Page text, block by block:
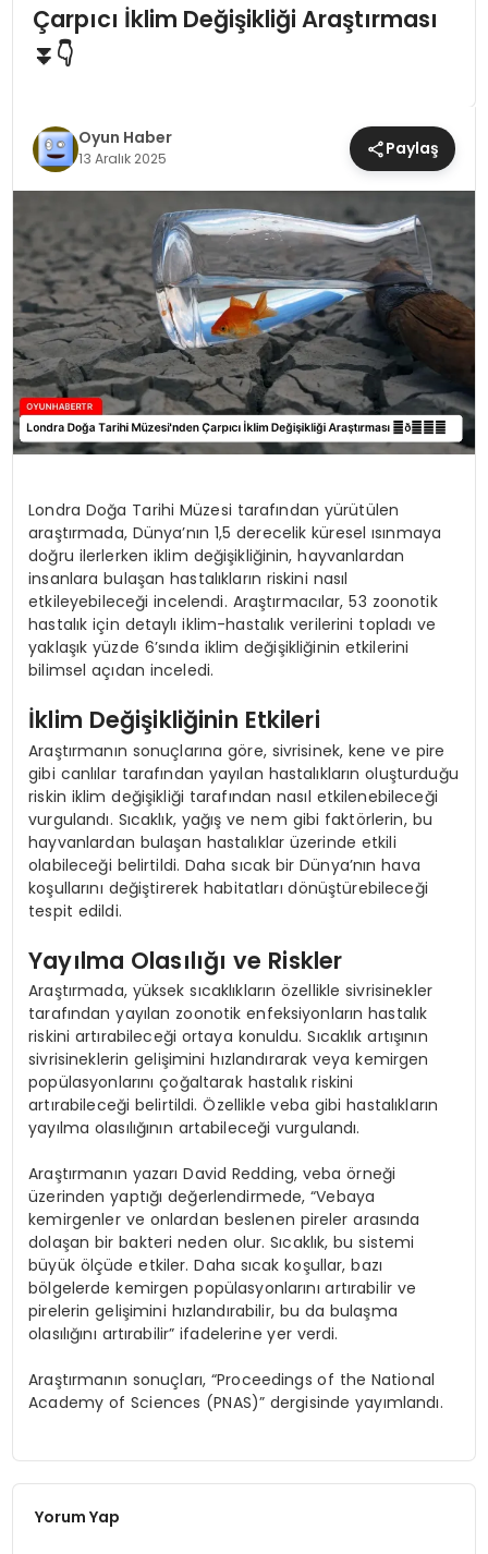
EĞITIM
SAĞLIK
TEKNOLOJI
YAŞAM
Çarpıcı İklim Değişikliği Araştırması
⏬👇
Oyun Haber
13 Aralık 2025 Paylaş
Londra Doğa Tarihi Müzesi tarafından yürütülen
araştırmada, Dünya’nın 1,5 derecelik küresel ısınmaya
doğru ilerlerken iklim değişikliğinin, hayvanlardan
insanlara bulaşan hastalıkların riskini nasıl
etkileyebileceği incelendi. Araştırmacılar, 53 zoonotik
hastalık için detaylı iklim-hastalık verilerini topladı ve
yaklaşık yüzde 6’sında iklim değişikliğinin etkilerini
bilimsel açıdan inceledi.
İklim Değişikliğinin Etkileri
Araştırmanın sonuçlarına göre, sivrisinek, kene ve pire
gibi canlılar tarafından yayılan hastalıkların oluşturduğu
riskin iklim değişikliği tarafından nasıl etkilenebileceği
vurgulandı. Sıcaklık, yağış ve nem gibi faktörlerin, bu
hayvanlardan bulaşan hastalıklar üzerinde etkili
olabileceği belirtildi. Daha sıcak bir Dünya’nın hava
koşullarını değiştirerek habitatları dönüştürebileceği
tespit edildi.
Yayılma Olasılığı ve Riskler
Araştırmada, yüksek sıcaklıkların özellikle sivrisinekler
tarafından yayılan zoonotik enfeksiyonların hastalık
riskini artırabileceği ortaya konuldu. Sıcaklık artışının
sivrisineklerin gelişimini hızlandırarak veya kemirgen
popülasyonlarını çoğaltarak hastalık riskini
artırabileceği belirtildi. Özellikle veba gibi hastalıkların
yayılma olasılığının artabileceği vurgulandı.
Araştırmanın yazarı David Redding, veba örneği
üzerinden yaptığı değerlendirmede, “Vebaya
kemirgenler ve onlardan beslenen pireler arasında
dolaşan bir bakteri neden olur. Sıcaklık, bu sistemi
büyük ölçüde etkiler. Daha sıcak koşullar, bazı
bölgelerde kemirgen popülasyonlarını artırabilir ve
pirelerin gelişimini hızlandırabilir, bu da bulaşma
olasılığını artırabilir” ifadelerine yer verdi.
Araştırmanın sonuçları, “Proceedings of the National
Academy of Sciences (PNAS)” dergisinde yayımlandı.
Yorum Yap